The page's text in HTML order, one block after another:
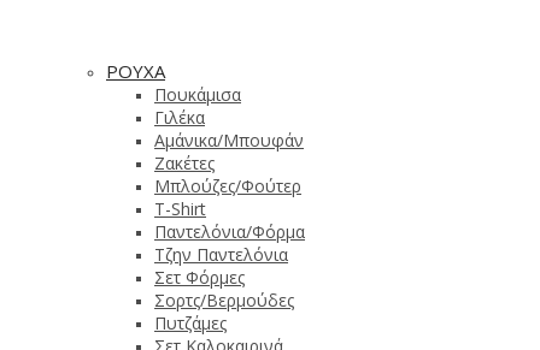
ΡΟΥΧΑ
Πουκάμισα
Γιλέκα
Αμάνικα/Μπουφάν
Ζακέτες
Μπλούζες/Φούτερ
T-Shirt
Παντελόνια/Φόρμα
Τζην Παντελόνια
Σετ Φόρμες
Σορτς/Βερμούδες
Πυτζάμες